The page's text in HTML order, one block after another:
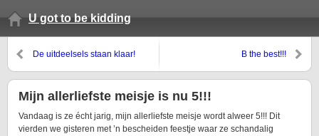
U got to be kidding
De uitdeelsels staan klaar! B the best!!!
Mijn allerliefste meisje is nu 5!!!
Vandaag is ze écht jarig, mijn allerliefste meisje wordt alweer 5!!! Dit
vierden we gisteren met ’n bescheiden feestje waar ze schandalig